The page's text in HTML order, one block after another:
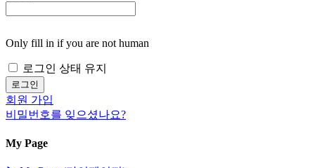
Only fill in if you are not human
로그인 상태 유지
회원 가입
비밀번호를 잊으셨나요?
My Page